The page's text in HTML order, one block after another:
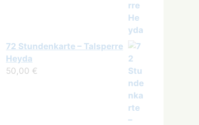
72 Stundenkarte – Talsperre
Heyda
50,00 €